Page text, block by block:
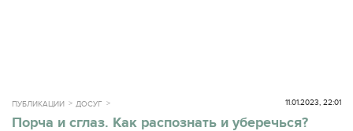
ПУБЛИКАЦИИ ДОСУГ 11.01.2023, 22:01
Порча и сглаз. Как распознать и уберечься?